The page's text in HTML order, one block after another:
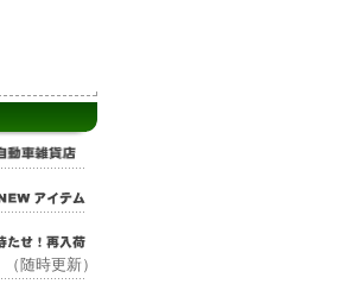
（随時更新）